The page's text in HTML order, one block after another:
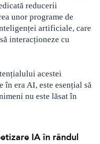
reducerii
unor programe de
artificiale, care
interacționeze cu
acestei
era AI, este esențial să
nu este lăsat în
IA în rândul